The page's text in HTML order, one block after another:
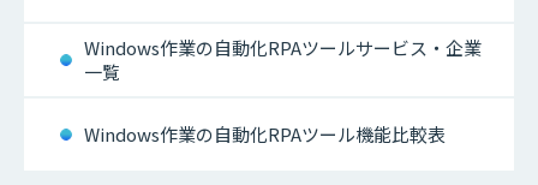
Windows作業の自動化RPAツールサービス・企業
一覧
Windows作業の自動化RPAツール機能比較表